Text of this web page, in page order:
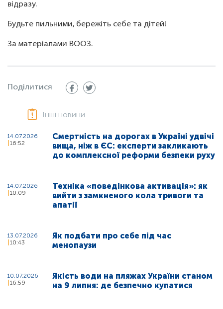
відразу.
Будьте пильними, бережіть себе та дітей!
За матеріалами ВООЗ.
Поділитися
Інші новини
14.07.2026
16:52
Смертність на дорогах в Україні удвічі
вища, ніж в ЄС: експерти закликають
до комплексної реформи безпеки руху
14.07.2026
10:09
Техніка «поведінкова активація»: як
вийти з замкненого кола тривоги та
апатії
13.07.2026
10:43
Як подбати про себе під час
менопаузи
10.07.2026
16:59
Якість води на пляжах України станом
на 9 липня: де безпечно купатися